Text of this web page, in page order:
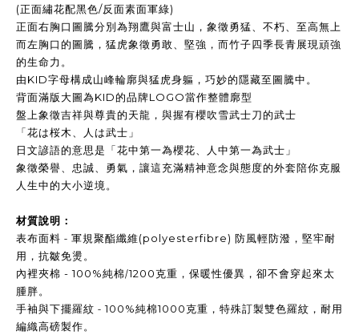
(正面繡花配黑色/反面素面軍綠)
正面右胸口圖騰分別為翔鷹與富士山，象徵勇猛、不朽、至高無上
而左胸口的圖騰， 猛虎象徵勇敢、堅強， 而竹子四季長青展現頑強
的生命力 。
由KID字母構成山峰輪廓與猛虎身軀，巧妙的隱藏至圖騰中。
背面滿版大圖為KID的品牌LOGO當作整體廓型
盤上象徵吉祥與尊貴的天龍，與握有櫻吹雪武士刀的武士
「花は桜木、人は武士」
日文諺語的意思是「花中第一為櫻花、人中第一為武士」
象徵榮譽、忠誠、勇氣，讓這充滿精神意念與態度的外套陪你克服
人生中的大小逆境。
材質說明：
表布面料 - 軍規聚酯纖維(polyesterfibre) 防風輕防潑，堅牢耐
用，抗皺免燙。
內裡夾棉 - 100%純棉/1200克重，保暖性優異，卻不會穿起來太
腫胖。
手袖與下擺羅紋 -100%純棉1000克重，特殊訂製雙色羅紋，耐用
編織高磅製作。